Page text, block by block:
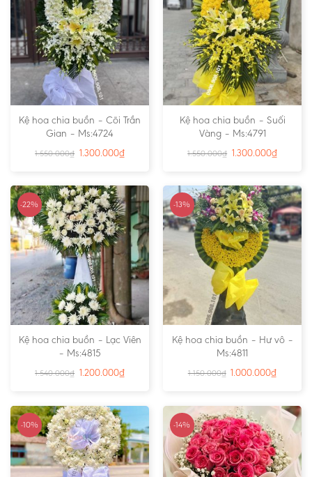
Kệ hoa chia buồn – Cõi Trần
Gian – Ms:4724
1.550.000₫ 1.300.000₫
Kệ hoa chia buồn – Suối
Vàng – Ms:4791
1.550.000₫ 1.300.000₫
-22%
Kệ hoa chia buồn – Lạc Viên
– Ms:4815
1.540.000₫ 1.200.000₫
-13%
Kệ hoa chia buồn – Hư vô –
Ms:4811
1.150.000₫ 1.000.000₫
-10% -14%